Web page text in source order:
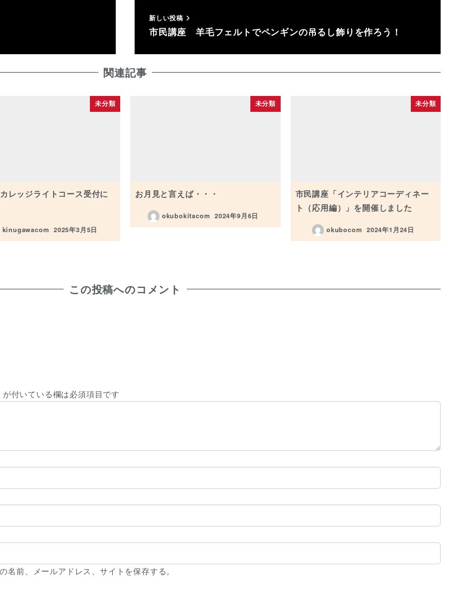
新しい投稿
市民講座 羊毛フェルトでペンギンの吊るし飾りを作ろう！
関連記事
未分類
レッジライトコース受付に
kinugawacom
投稿日
2025年3月5日
未分類
お月見と言えば・・・
okubokitacom
投稿日
2024年9月6日
未分類
市民講座「インテリアコーディネー
ト（応用編）」を開催しました
okubocom
投稿日
2024年1月24日
この投稿へのコメント
が付いている欄は必須項目です
前、メールアドレス、サイトを保存する。